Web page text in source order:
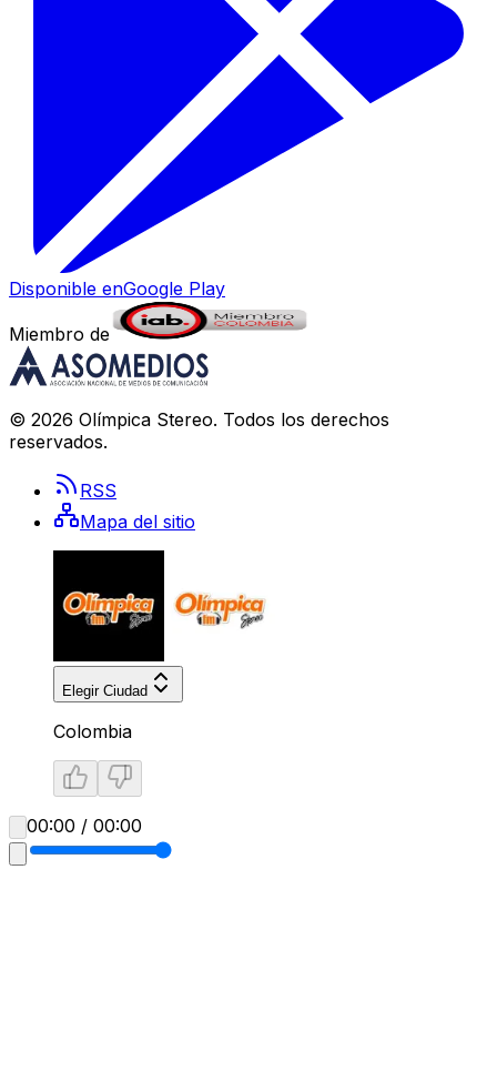
Disponible enGoogle Play
Miembro de
© 2026 Olímpica Stereo. Todos los derechos
reservados.
RSS
Mapa del sitio
Elegir Ciudad
Colombia
00:00 / 00:00